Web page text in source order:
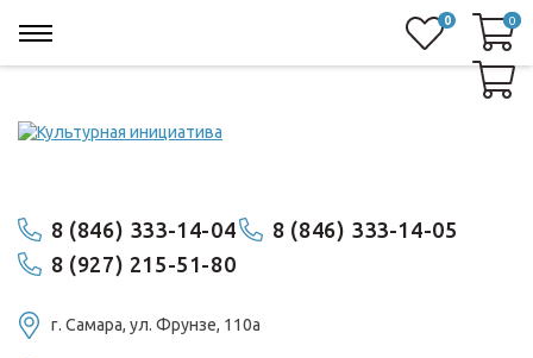
8 (846) 333-14-04
8 (846) 333-14-05
8 (927) 215-51-80
г. Самара, ул. ​Фрунзе, 110а
0 0
0